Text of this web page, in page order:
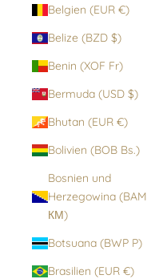
Belgien (EUR €)
Belize (BZD $)
Benin (XOF Fr)
Bermuda (USD $)
Bhutan (EUR €)
Bolivien (BOB Bs.)
Bosnien und
Herzegowina (BAM
КМ)
Botsuana (BWP P)
Brasilien (EUR €)